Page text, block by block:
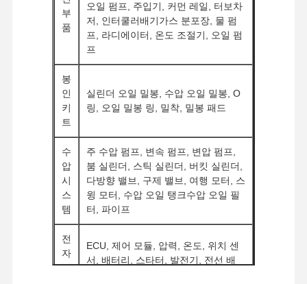
디젤 엔진
미츠비시 엔진
굴삭기 엔진
엔진은 장비를 재건합니다
인젝션 펌프
터보 차저 조립체
다른 엔진 부품
전자 제어 시스템
엔진 전기 부품
부
품
오일 펌프, 주입기, 커먼 레일, 터보차
저, 인터쿨러배기가스 분포장, 물 펌
프, 라디에이터, 온도 조절기, 오일 펌
프
봉
인
키
트
실린더 오일 밀봉, 수압 오일 밀봉, O
링, 오일 밀봉 링, 밀착, 밀봉 패드
수
압
시
스
템
주 수압 펌프, 변속 펌프, 변압 펌프,
붐 실린더, 스틱 실린더, 버킷 실린더,
다방향 밸브, 구제 밸브, 여행 모터, 스
윙 모터, 수압 오일 탱크수압 오일 필
터, 파이프
전
자
부
ECU, 제어 모듈, 압력, 온도, 위치 센
서, 배터리, 스타터, 발전기, 전선 배